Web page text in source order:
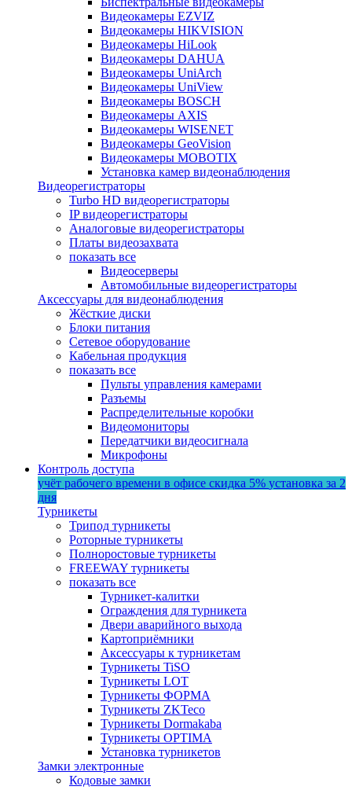
Видеокамеры EZVIZ
Видеокамеры HIKVISION
Видеокамеры HiLook
Видеокамеры DAHUA
Видеокамеры UniArch
Видеокамеры UniView
Видеокамеры BOSCH
Видеокамеры AXIS
Видеокамеры WISENET
Видеокамеры GeoVision
Видеокамеры MOBOTIX
Установка камер видеонаблюдения
Видеорегистраторы
Turbo HD видеорегистраторы
IP видеорегистраторы
Аналоговые видеорегистраторы
Платы видеозахвата
показать все
Видеосерверы
Автомобильные видеорегистраторы
Аксессуары для видеонаблюдения
Жёсткие диски
Блоки питания
Сетевое оборудование
Кабельная продукция
показать все
Пульты управления камерами
Разъемы
Распределительные коробки
Видеомониторы
Передатчики видеосигнала
Микрофоны
Контроль доступа
учёт рабочего времени в офисе скидка 5% установка за 2
дня
Турникеты
Трипод турникеты
Роторные турникеты
Полноростовые турникеты
FREEWAY турникеты
показать все
Турникет-калитки
Ограждения для турникета
Двери аварийного выхода
Картоприёмники
Аксессуары к турникетам
Турникеты TiSO
Турникеты LOT
Турникеты ФОРМА
Турникеты ZKTeco
Турникеты Dormakaba
Турникеты OPTIMA
Установка турникетов
Замки электронные
Кодовые замки